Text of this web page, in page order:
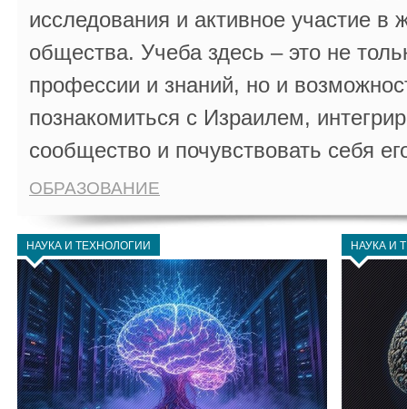
исследования и активное участие в
общества. Учеба здесь – это не
профессии и знаний, но и
познакомиться с Израилем,
сообщество и почувствовать себя
ОБРАЗОВАНИЕ
НАУКА И ТЕХНОЛОГИИ НАУКА И